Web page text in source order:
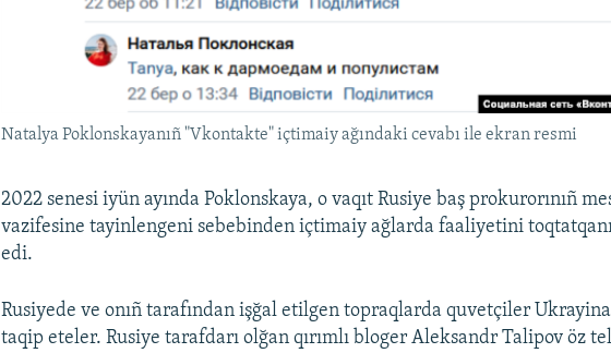
Natalya Poklonskayanıñ "Vkontakte" içtimaiy ağındaki cevabı ile ekran resmi
2022 senesi iyün ayında Poklonskaya, o vaqıt Rusiye baş prokurorınıñ
vazifesine tayinlengeni sebebinden içtimaiy ağlarda faaliyetini
edi.
Rusiyede ve onıñ tarafından işğal etilgen topraqlarda quvetçiler
taqip eteler. Rusiye tarafdarı olğan qırımlı bloger Aleksandr Talipov öz